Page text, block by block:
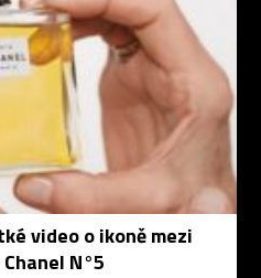
video o ikoně mezi
N°5